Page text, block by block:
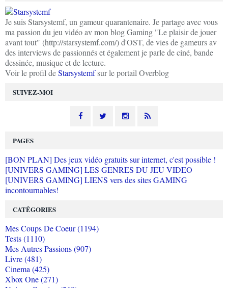
SUIVEZ-MOI
Je suis Starsystemf, un gameur quarantenaire. Je partage avec vous
ma passion du jeu vidéo av mon blog Gaming "Le plaisir de jouer
avant tout" (http://starsystemf.com/) d'OST, de vies de gameurs av
des interviews de passionnés et également je parle de ciné, bande
dessinée, musique et de lecture.
Voir le profil deStarsystemfsur le portail Overblog
PAGES
[BON PLAN] Des jeux vidéo gratuits sur internet, c'est possible !
[UNIVERS GAMING] LES GENRES DU JEU VIDEO
[UNIVERS GAMING] LIENS vers des sites GAMING
incontournables!
CATÉGORIES
Mes Coups De Coeur (1194)
Tests (1110)
Mes Autres Passions (907)
Livre (481)
Cinema (425)
Xbox One (271)